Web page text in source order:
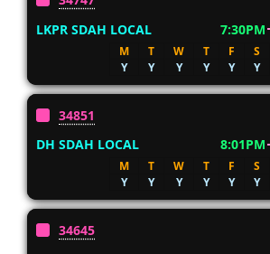
LKPR SDAH LOCAL
7:30PM
M T W T F S
Y
Y Y Y Y Y
34851
DH SDAH LOCAL
8:01PM
M T W T F S
Y
Y Y Y Y Y
34645